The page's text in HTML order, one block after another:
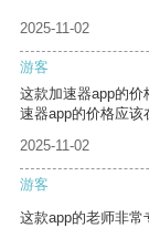
2025-11-02
游客
这款加速器app的
速器app的价格应该
2025-11-02
游客
这款app的老师非常